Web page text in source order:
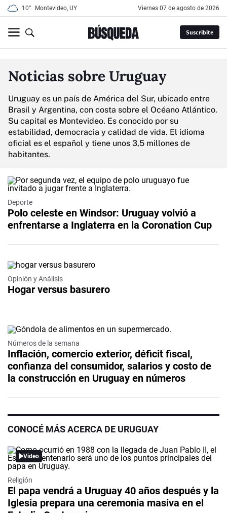
10° Montevideo, UY viernes 07 de agosto de 2026
Suscribite
Noticias sobre Uruguay
Uruguay es un país de América del Sur, ubicado entre
Brasil y Argentina, con costa sobre el Océano Atlántico.
Su capital es Montevideo. Es conocido por su
estabilidad, democracia y calidad de vida. El idioma
oficial es el español y tiene unos 3,5 millones de
habitantes.
Deporte
Polo celeste en Windsor: Uruguay volvió a
enfrentarse a Inglaterra en la Coronation Cup
Opinión y Análisis
Hogar versus basurero
Números de la semana
Inflación, comercio exterior, déficit fiscal,
confianza del consumidor, salarios y costo de
la construcción en Uruguay en números
CONOCÉ MÁS ACERCA DE URUGUAY
Video
Religión
El papa vendrá a Uruguay 40 años después y la
Iglesia prepara una ceremonia masiva en el